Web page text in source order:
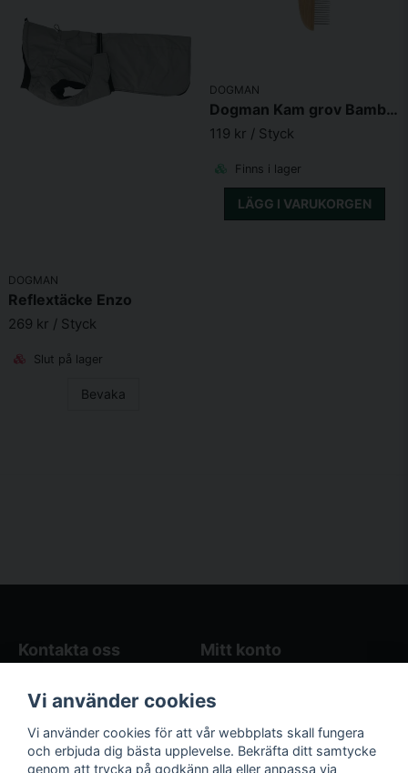
DOGMAN
Reflextäcke Enzo
269 kr / Styck
Slut på lager
Bevaka
DOGMAN
Dogman Kam grov Bamboo 17cm
119 kr / Styck
Finns i lager
LÄGG I VARUKORGEN
Kontakta oss
Butikens öppettider
Kontakta oss
Mitt konto
Registrera dig
Vi använder cookies
Vi använder cookies för att vår webbplats skall fungera
och erbjuda dig bästa upplevelse. Bekräfta ditt samtycke
genom att trycka på godkänn alla eller anpassa via